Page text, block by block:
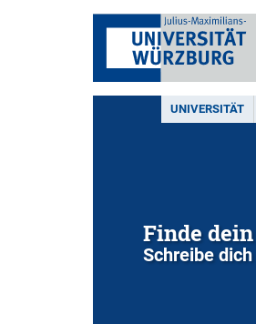
UNIVERSITÄT
Finde
Schreibe